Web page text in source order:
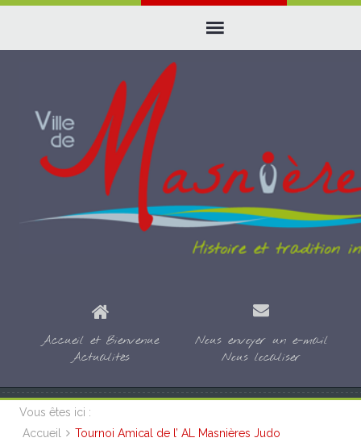
Accueil et Bienvenue
Actualités
Nous envoyer un e-mail
Nous localiser
Vous êtes ici :
Accueil
Tournoi Amical de l’ AL Masnières Judo